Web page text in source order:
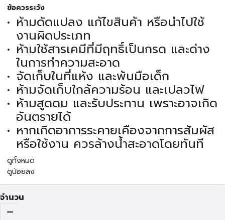
ข้อควรระวัง
ห้ามดัดแปลง แก้ไขสินค้า หรือนำไปใช้
งานผิดประเภท
ห้ามใช้สารเคมีที่มีฤทธิ์เป็นกรด และด่าง
ในการทำความสะอาด
จัดเก็บในที่แห้ง และพ้นมือเด็ก
ห้ามจัดเก็บใกล้ความร้อน และเปลวไฟ
ห้ามสูดดม และรับประทาน เพราะอาจเกิด
อันตรายได้
หากเกิดอาการระคายเคืองจากการสัมผัส
หรือใช้งาน ควรล้างน้ำสะอาดโดยทันที
ดูทั้งหมด
ดูน้อยลง
จำนวน